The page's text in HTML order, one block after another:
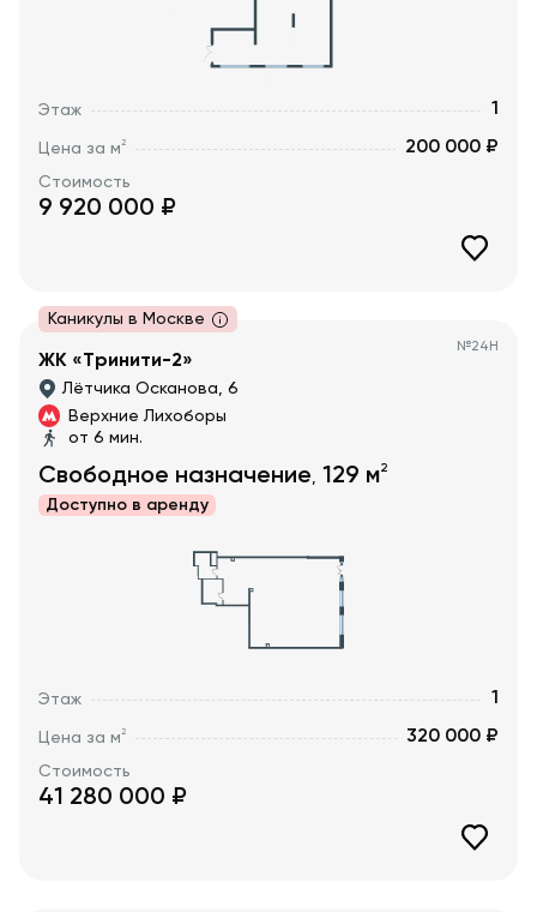
Этаж 1
Цена за м2 200 000 ₽
Стоимость
9 920 000 ₽
Каникулы в Москве
№24Н
ЖК «Тринити-2»
Лётчика Осканова, 6
Верхние Лихоборы
от 6 мин.
Свободное назначение, 129 м2
Доступно в аренду
Этаж 1
Цена за м2 320 000 ₽
Стоимость
41 280 000 ₽